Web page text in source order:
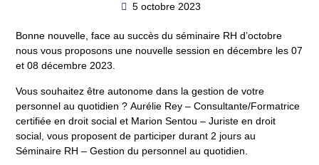
5 octobre 2023
Bonne nouvelle, face au succès du séminaire RH d’octobre
nous vous proposons une nouvelle session en décembre les07
et 08 décembre 2023.
Vous souhaitez être autonome dans la gestion de votre
personnel au quotidien ?Aurélie Rey – Consultante/Formatrice
certifiée en droit social et Marion Sentou – Juriste en droit
social, vous proposent de participer durant 2 jours au
Séminaire RH – Gestion du personnel au quotidien